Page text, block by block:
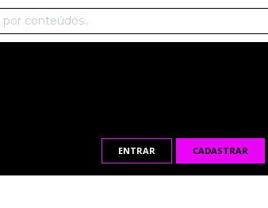
ENTRAR CADASTRAR